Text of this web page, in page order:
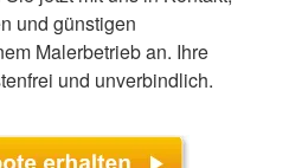
und günstigen
Malerbetrieb an. Ihre
und unverbindlich.